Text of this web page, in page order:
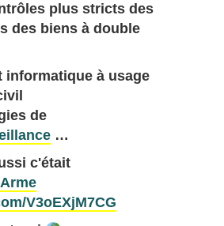
plus stricts des
des biens à double
informatique à usage
de
…
c'était
V3oEXjM7CG